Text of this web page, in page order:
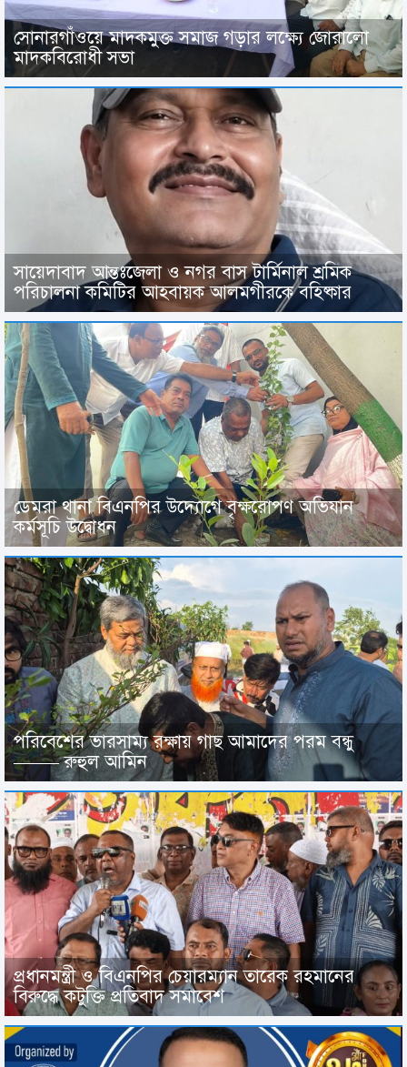
সোনারগাঁওয়ে মাদকমুক্ত সমাজ গড়ার লক্ষ্যে জোরালো
মাদকবিরোধী সভা
সায়েদাবাদ আন্তঃজেলা ও নগর বাস টার্মিনাল শ্রমিক
পরিচালনা কমিটির আহবায়ক আলমগীরকে বহিষ্কার
ডেমরা থানা বিএনপির উদ্যোগে বৃক্ষরোপণ অভিযান
কর্মসূচি উদ্বোধন
পরিবেশের ভারসাম্য রক্ষায় গাছ আমাদের পরম বন্ধু
——– রুহুল আমিন
প্রধানমন্ত্রী ও বিএনপির চেয়ারম্যান তারেক রহমানের
বিরুদ্ধে কটুক্তি প্রতিবাদ সমাবেশ